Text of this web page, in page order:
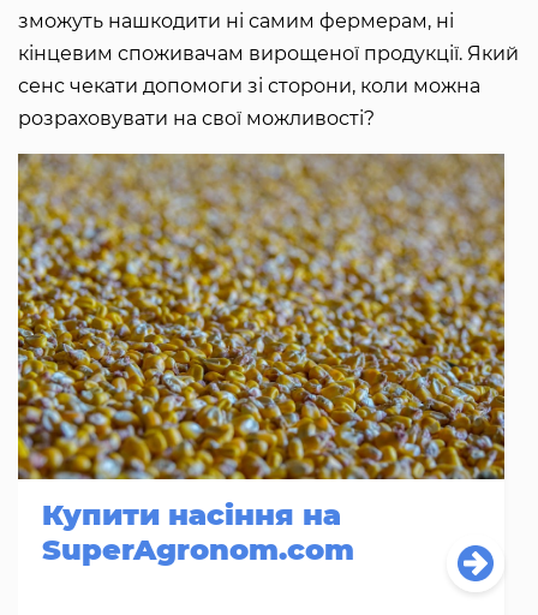
зможуть нашкодити ні самим фермерам, ні
кінцевим споживачам вирощеної продукції. Який
сенс чекати допомоги зі сторони, коли можна
розраховувати на свої можливості?
Купити насіння на
SuperAgronom.com